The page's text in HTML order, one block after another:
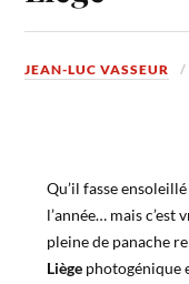
JEAN-LUC VASSEUR
Qu’il fasse
l’année… mais
pleine de panache
Liège photogénique